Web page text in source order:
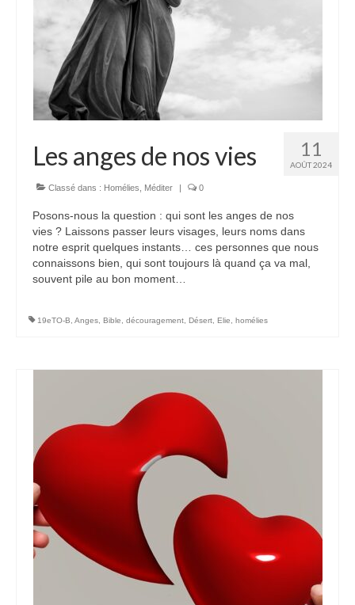
11
AOÛT 2024
Les anges de nos vies
Classé dans : Homélies Méditer | 0
Posons-nous la question : qui sont les anges de nos
vies ? Laissons passer leurs visages, leurs noms dans
notre esprit quelques instants… ces personnes que nous
connaissons bien, qui sont toujours là quand ça va mal,
souvent pile au bon moment…
19eTO-B Anges Bible découragement Désert Elie homélies